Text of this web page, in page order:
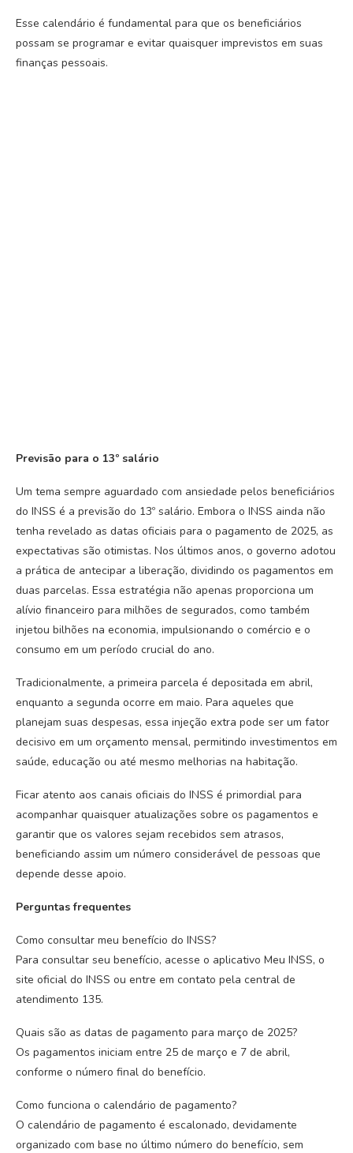
Esse calendário é fundamental para que os beneficiários
possam se programar e evitar quaisquer imprevistos em suas
finanças pessoais.
Previsão para o 13º salário
Um tema sempre aguardado com ansiedade pelos beneficiários
do INSS é a previsão do 13º salário. Embora o INSS ainda não
tenha revelado as datas oficiais para o pagamento de 2025, as
expectativas são otimistas. Nos últimos anos, o governo adotou
a prática de antecipar a liberação, dividindo os pagamentos em
duas parcelas. Essa estratégia não apenas proporciona um
alívio financeiro para milhões de segurados, como também
injetou bilhões na economia, impulsionando o comércio e o
consumo em um período crucial do ano.
Tradicionalmente, a primeira parcela é depositada em abril,
enquanto a segunda ocorre em maio. Para aqueles que
planejam suas despesas, essa injeção extra pode ser um fator
decisivo em um orçamento mensal, permitindo investimentos em
saúde, educação ou até mesmo melhorias na habitação.
Ficar atento aos canais oficiais do INSS é primordial para
acompanhar quaisquer atualizações sobre os pagamentos e
garantir que os valores sejam recebidos sem atrasos,
beneficiando assim um número considerável de pessoas que
depende desse apoio.
Perguntas frequentes
Como consultar meu benefício do INSS?
Para consultar seu benefício, acesse o aplicativo Meu INSS, o
site oficial do INSS ou entre em contato pela central de
atendimento 135.
Quais são as datas de pagamento para março de 2025?
Os pagamentos iniciam entre 25 de março e 7 de abril,
conforme o número final do benefício.
Como funciona o calendário de pagamento?
O calendário de pagamento é escalonado, devidamente
organizado com base no último número do benefício, sem